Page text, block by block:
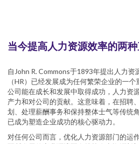
当今提高人力资源效率的两
自John R. Commons于1893年提出人力
（HR）已经发展成为任何繁荣企业的一
公司能在成长和发展中取得成功，人力资
产力和对公司的贡献。这意味着，在招聘
划、处理薪酬事务和保持整体士气等传统
已成为塑造企业成功的核心驱动力。
对任何公司而言，优化人力资源部门的运